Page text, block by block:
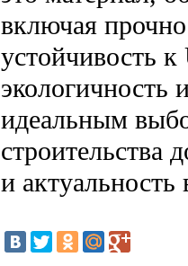
включая
устойчивость
экологичность
идеальным
строительства
и